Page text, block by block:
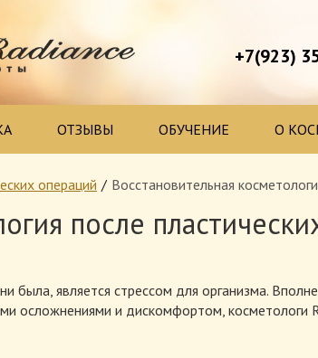
+7(923)
ОТЗЫВЫ ОБУЧЕНИЕ О
операций Восстановительная
после
была, является стрессом для организма.
осложнениями и дискомфортом, косметологи